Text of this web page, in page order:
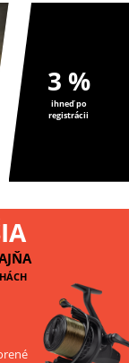
3 %
ihneď po
registrácii